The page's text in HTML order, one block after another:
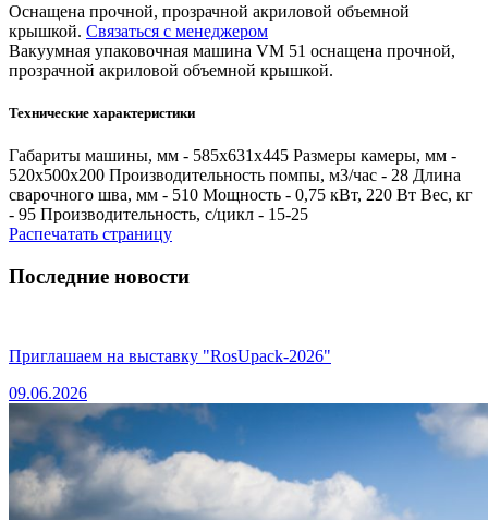
Оснащена прочной, прозрачной акриловой объемной
крышкой. Связаться с менеджером
Вакуумная упаковочная машина VM 51 оснащена прочной,
прозрачной акриловой объемной крышкой.
Технические характеристики
Габариты машины, мм - 585х631х445 Размеры камеры, мм -
520х500х200 Производительность помпы, м3/час - 28 Длина
сварочного шва, мм - 510 Мощность - 0,75 кВт, 220 Вт Вес, кг
- 95 Производительность, с/цикл - 15-25
Распечатать страницу
Последние новости
Приглашаем на выставку "RosUpack-2026"
09.06.2026